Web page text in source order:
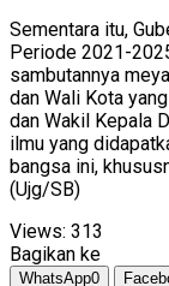
Sementara itu,
Periode 2021-
sambutannya
dan Wali Kota
dan Wakil Kepala
ilmu yang
bangsa ini,
(Ujg/SB)
Views: 313
Bagikan ke
WhatsApp0